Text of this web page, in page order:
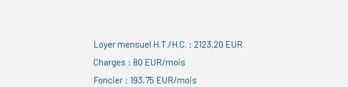
Loyer mensuel H.T./H.C. : 2123,20 EUR
Charges : 80 EUR/mois
Foncier : 193,75 EUR/mois